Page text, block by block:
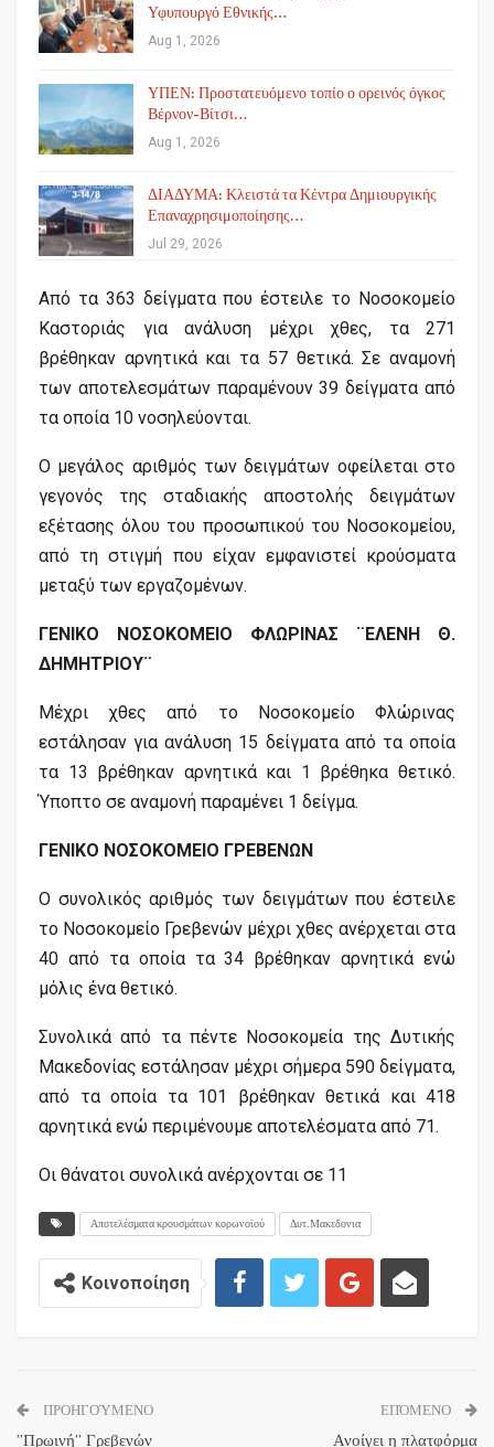
Υφυπουργό Εθνικής…
Aug 1, 2026
ΥΠΕΝ: Προστατευόμενο τοπίο ο ορεινός όγκος
Βέρνον-Βίτσι…
Aug 1, 2026
ΔΙΑΔΥΜΑ: Κλειστά τα Κέντρα Δημιουργικής
Επαναχρησιμοποίησης…
Jul 29, 2026
Από τα 363 δείγματα που έστειλε το Νοσοκομείο
Καστοριάς για ανάλυση μέχρι χθες, τα 271
βρέθηκαν αρνητικά και τα 57 θετικά. Σε αναμονή
των αποτελεσμάτων παραμένουν 39 δείγματα από
τα οποία 10 νοσηλεύονται.
Ο μεγάλος αριθμός των δειγμάτων οφείλεται στο
γεγονός της σταδιακής αποστολής δειγμάτων
εξέτασης όλου του προσωπικού του Νοσοκομείου,
από τη στιγμή που είχαν εμφανιστεί κρούσματα
μεταξύ των εργαζομένων.
ΓΕΝΙΚΟ ΝΟΣΟΚΟΜΕΙΟ ΦΛΩΡΙΝΑΣ ¨ΕΛΕΝΗ Θ.
ΔΗΜΗΤΡΙΟΥ¨
Μέχρι χθες από το Νοσοκομείο Φλώρινας
εστάλησαν για ανάλυση 15 δείγματα από τα οποία
τα 13 βρέθηκαν αρνητικά και 1 βρέθηκα θετικό.
Ύποπτο σε αναμονή παραμένει 1 δείγμα.
ΓΕΝΙΚΟ ΝΟΣΟΚΟΜΕΙΟ ΓΡΕΒΕΝΩΝ
Ο συνολικός αριθμός των δειγμάτων που έστειλε
το Νοσοκομείο Γρεβενών μέχρι χθες ανέρχεται στα
40 από τα οποία τα 34 βρέθηκαν αρνητικά ενώ
μόλις ένα θετικό.
Συνολικά από τα πέντε Νοσοκομεία της Δυτικής
Μακεδονίας εστάλησαν μέχρι σήμερα 590 δείγματα,
από τα οποία τα 101 βρέθηκαν θετικά και 418
αρνητικά ενώ περιμένουμε αποτελέσματα από 71.
Οι θάνατοι συνολικά ανέρχονται σε 11
Αποτελέσματα κρουσμάτων κορωνοϊού Δυτ.Μακεδονια
Κοινοποίηση
ΠΡΟΗΓΟΎΜΕΝΟ
”Πρωινή” Γρεβενών
ΕΠΌΜΕΝΟ
Ανοίγει η πλατφόρμα